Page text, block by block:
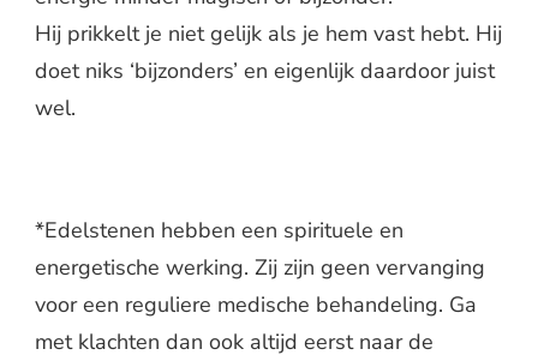
Hij prikkelt je niet gelijk als je hem vast hebt. Hij
doet niks ‘bijzonders’ en eigenlijk daardoor juist
wel.
*Edelstenen hebben een spirituele en
energetische werking. Zij zijn geen vervanging
voor een reguliere medische behandeling. Ga
met klachten dan ook altijd eerst naar de